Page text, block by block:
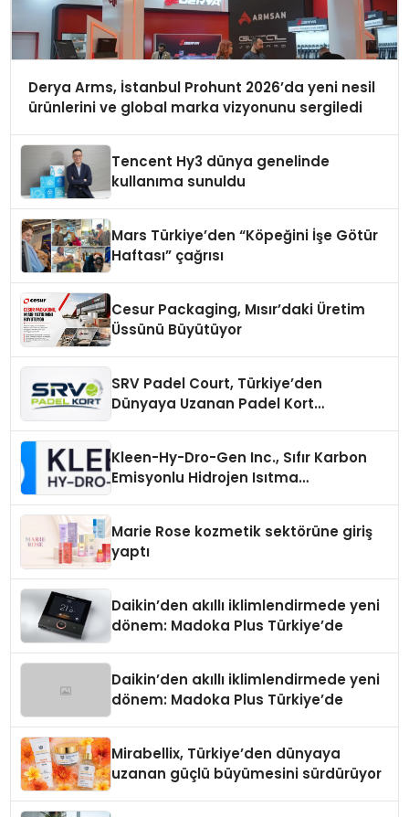
Derya Arms, İstanbul Prohunt 2026’da yeni nesil
ürünlerini ve global marka vizyonunu sergiledi
Tencent Hy3 dünya genelinde
kullanıma sunuldu
Mars Türkiye’den “Köpeğini İşe Götür
Haftası” çağrısı
Cesur Packaging, Mısır’daki Üretim
Üssünü Büyütüyor
SRV Padel Court, Türkiye’den
Dünyaya Uzanan Padel Kort
Kleen-Hy-Dro-Gen Inc., Sıfır Karbon
Emisyonlu Hidrojen Isıtma
Marie Rose kozmetik sektörüne giriş
yaptı
Daikin’den akıllı iklimlendirmede yeni
dönem: Madoka Plus Türkiye’de
Daikin’den akıllı iklimlendirmede yeni
dönem: Madoka Plus Türkiye’de
Mirabellix, Türkiye’den dünyaya
uzanan güçlü büyümesini sürdürüyor